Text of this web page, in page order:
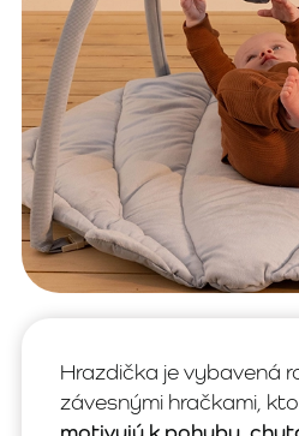
Hrazdička je vybavená
závesnými hračkami,